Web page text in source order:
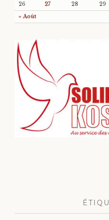
« Août
26
27 28 29